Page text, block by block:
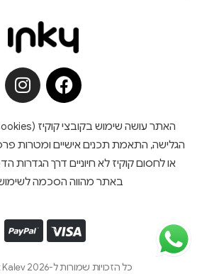
הגלישה, התאמת תכנים אישיים ומטרות
או לחסום קוקיז לא חיוניים דרך הגדרות
באתר מהווה הסכמה לשימוש
כל הזכויות שמורות ל-Inky by Orit Kalev 2026